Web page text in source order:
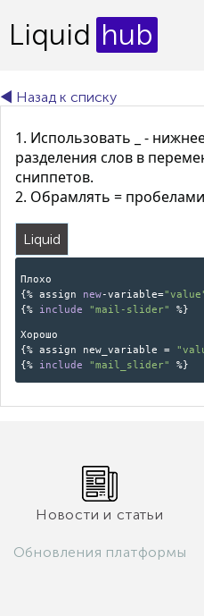
Liquid hub
◄ Назад к списку
1. Использовать _ -
разделения слов в
сниппетов.
2. Обрамлять = пробелами
Liquid
Плохо
{% assign
new-variable=
{%
include "mail-slider" %}
Хорошо
{% assign new_variable =
{%
include "mail_slider" %}
Новости и статьи
Обновления платформы